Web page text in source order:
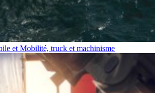
et Mobilité, truck et machinisme